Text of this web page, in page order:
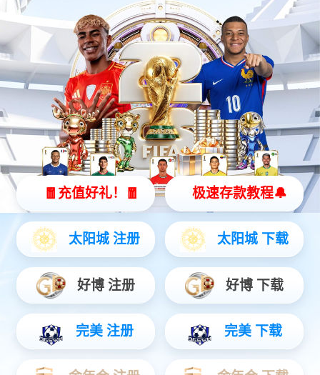
eMinipower智能电源管理模块
工程机械 农业机械 环卫机械